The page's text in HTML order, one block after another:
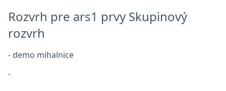
Rozvrh pre ars1 prvy Skupinový
rozvrh
- demo mihalnice
-